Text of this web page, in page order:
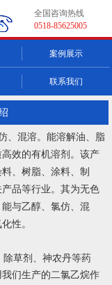
全国咨询热线
0518-85625005
案例展示
联系我们
、混溶。能溶解油、脂
效的有机溶剂。该产
、树脂、涂料、制
品等行业。其为无色
与乙醇、氯仿、混
性。
草剂、神农丹等药
们生产的二氯乙烷作